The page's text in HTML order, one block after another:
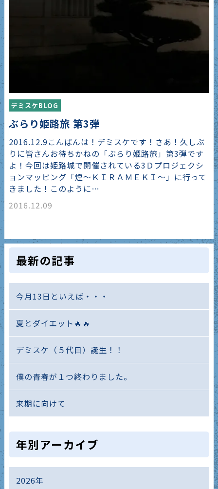
デミスケBLOG
ぶらり姫路旅 第3弾
2016.12.9こんばんは！デミスケです！さあ！久しぶ
りに皆さんお待ちかねの「ぶらり姫路旅」第3弾です
よ！今回は姫路城で開催されている3Ｄプロジェクシ
ョンマッピング「煌～ＫＩＲＡＭＥＫＩ～」に行って
きました！このように…
2016.12.09
最新の記事
今月13日といえば・・・
夏とダイエット🔥🔥
デミスケ（５代目）誕生！！
僕の青春が１つ終わりました。
来期に向けて
年別アーカイブ
2026年